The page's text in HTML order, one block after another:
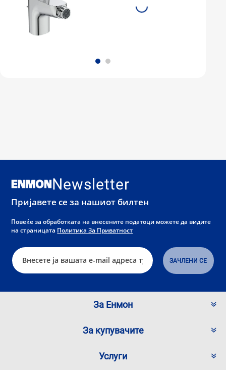
Newsletter
Пријавете се за нашиот билтен
Повеќе за обработката на внесените податоци можете да видите
на страницата Политика За Приватност
За Енмон
За купувачите
Услуги